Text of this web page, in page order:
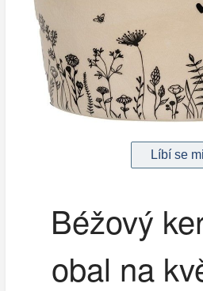
Béžový
obal na